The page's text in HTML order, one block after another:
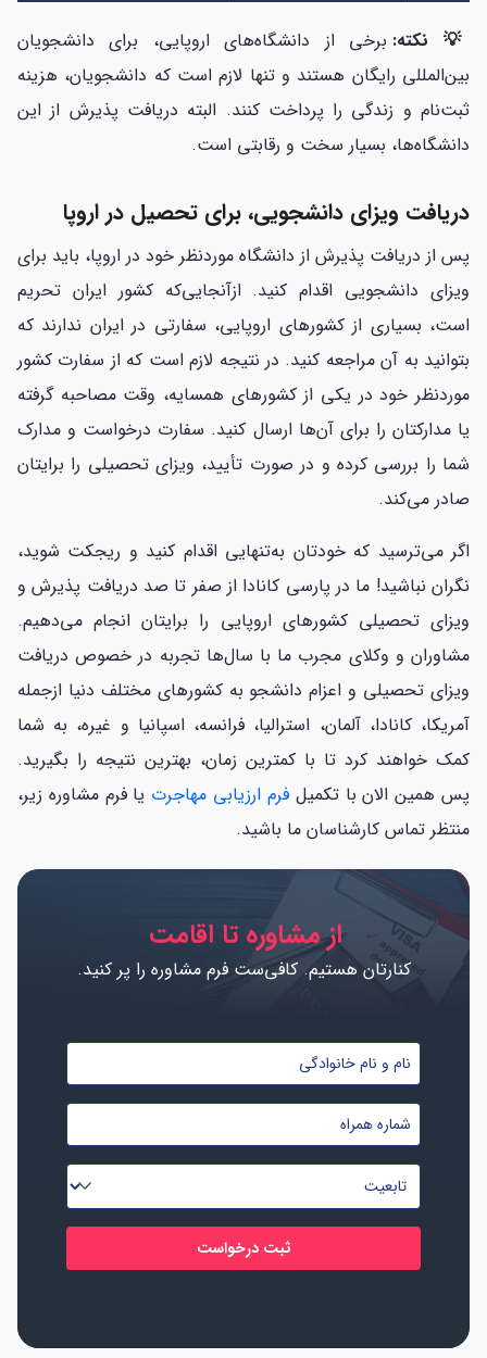
💡 نکته: برخی از دانشگاه‌های اروپایی، برای دانشجویان
بین‌المللی رایگان هستند و تنها لازم است که دانشجویان، هزینه
ثبت‌نام و زندگی را پرداخت کنند. البته دریافت پذیرش از این
دانشگاه‌ها، بسیار سخت و رقابتی است.
دریافت ویزای دانشجویی، برای تحصیل در اروپا
پس از دریافت پذیرش از دانشگاه‌ موردنظر خود در اروپا، باید برای
ویزای دانشجویی اقدام کنید. ازآنجایی‌که کشور ایران تحریم
است، بسیاری از کشورهای اروپایی، سفارتی در ایران ندارند که
بتوانید به آن مراجعه کنید. در نتیجه لازم است که از سفارت کشور
موردنظر خود در یکی از کشورهای همسایه، وقت مصاحبه گرفته
یا مدارکتان را برای آن‌ها ارسال کنید. سفارت درخواست و مدارک
شما را بررسی کرده و در صورت تأیید، ویزای تحصیلی را برایتان
صادر می‌کند.
اگر می‌ترسید که خودتان به‌تنهایی اقدام کنید و ریجکت شوید،
نگران نباشید! ما در پارسی کانادا از صفر تا صد دریافت پذیرش و
ویزای تحصیلی کشورهای اروپایی را برایتان انجام می‌دهیم.
مشاوران و وکلای مجرب ما با سال‌ها تجربه در خصوص دریافت
ویزای تحصیلی و اعزام دانشجو به کشورهای مختلف دنیا ازجمله
آمریکا، کانادا، آلمان، استرالیا، فرانسه، اسپانیا و غیره، به شما
کمک خواهند کرد تا با کمترین زمان، بهترین نتیجه را بگیرید.
پس همین الان با تکمیلفرم ارزیابی مهاجرت یا فرم مشاوره زیر،
منتظر تماس کارشناسان ما باشید.
از مشاوره تا اقامت
کنارتان هستیم. کافی‌ست فرم مشاوره را پر کنید.
نام
و
نام
خانوادگی
شماره
موبایل
تابعیت
*